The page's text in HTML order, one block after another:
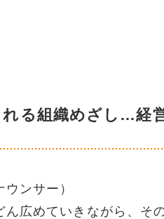
る組織めざし…経
ウンサー）
ん広めていきながら、